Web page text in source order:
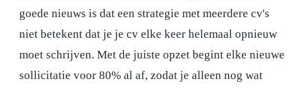
goede nieuws is dat een strategie met meerdere cv's
niet betekent dat je je cv elke keer helemaal opnieuw
moet schrijven. Met de juiste opzet begint elke nieuwe
sollicitatie voor 80% al af, zodat je alleen nog wat